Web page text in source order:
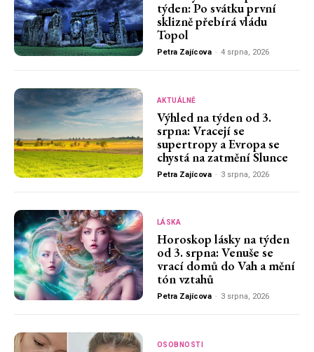
týden: Po svátku první
sklizně přebírá vládu
Topol
Petra Zajícova - 4 srpna, 2026
AKTUÁLNĚ
Výhled na týden od 3.
srpna: Vracejí se
supertropy a Evropa se
chystá na zatmění Slunce
Petra Zajícova - 3 srpna, 2026
LÁSKA
Horoskop lásky na týden
od 3. srpna: Venuše se
vrací domů do Vah a mění
tón vztahů
Petra Zajícova - 3 srpna, 2026
OSOBNOSTI